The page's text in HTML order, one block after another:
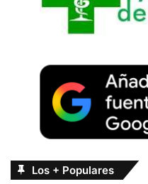
Los + Populares